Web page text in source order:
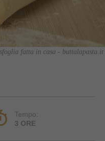
fatta in casa - buttalapasta.it
Tempo:
3 ORE